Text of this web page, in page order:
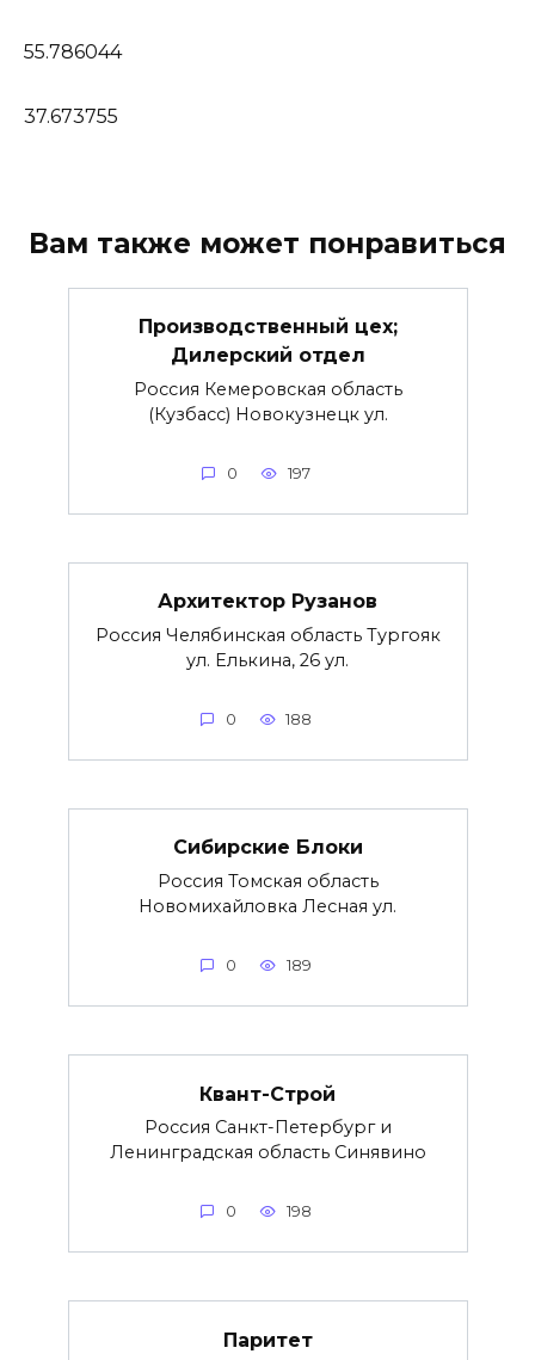
55.786044
37.673755
Вам также может понравиться
Производственный цех;
Дилерский отдел
Россия Кемеровская область
(Кузбасс) Новокузнецк ул.
0 197
Архитектор Рузанов
Россия Челябинская область Тургояк
ул. Елькина, 26 ул.
0 188
Сибирские Блоки
Россия Томская область
Новомихайловка Лесная ул.
0 189
Квант-Строй
Россия Санкт-Петербург и
Ленинградская область Синявино
0 198
Паритет